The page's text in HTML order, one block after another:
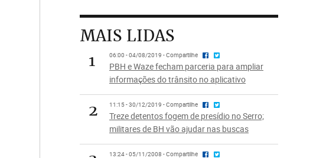
MAIS LIDAS
1
06:00 - 04/08/2019 - Compartilhe
PBH e Waze fecham parceria para ampliar
informações do trânsito no aplicativo
2 11:15 - 30/12/2019 - Compartilhe
Treze detentos fogem de presídio no Serro;
militares de BH vão ajudar nas buscas
13:24 - 05/11/2008 - Compartilhe